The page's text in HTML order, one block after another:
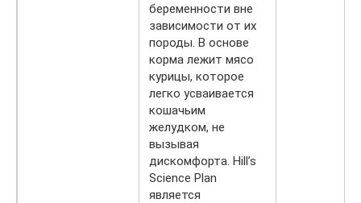
беременности вне
зависимости от их
породы. В основе
корма лежит мясо
курицы, которое
легко усваивается
кошачьим
желудком, не
вызывая
дискомфорта. Hill’s
Science Plan
является